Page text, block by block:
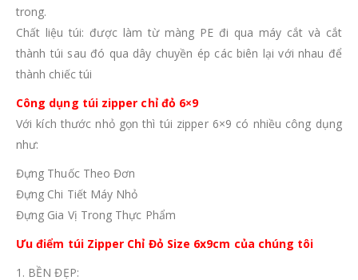
trong.
Chất liệu túi: được làm từ màng PE đi qua máy cắt và cắt
thành túi sau đó qua dây chuyền ép các biên lại với nhau để
thành chiếc túi
Công dụng túi zipper chỉ đỏ 6×9
Với kích thước nhỏ gọn thì túi zipper 6×9 có nhiều công dụng
như:
Đựng Thuốc Theo Đơn
Đựng Chi Tiết Máy Nhỏ
Đựng Gia Vị Trong Thực Phẩm
Ưu điểm túi Zipper Chỉ Đỏ Size 6x9cm của chúng tôi
1. BỀN ĐẸP: